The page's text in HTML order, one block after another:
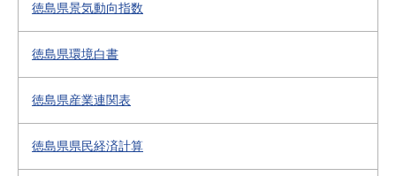
徳島県景気動向指数
徳島県環境白書
徳島県産業連関表
徳島県県民経済計算